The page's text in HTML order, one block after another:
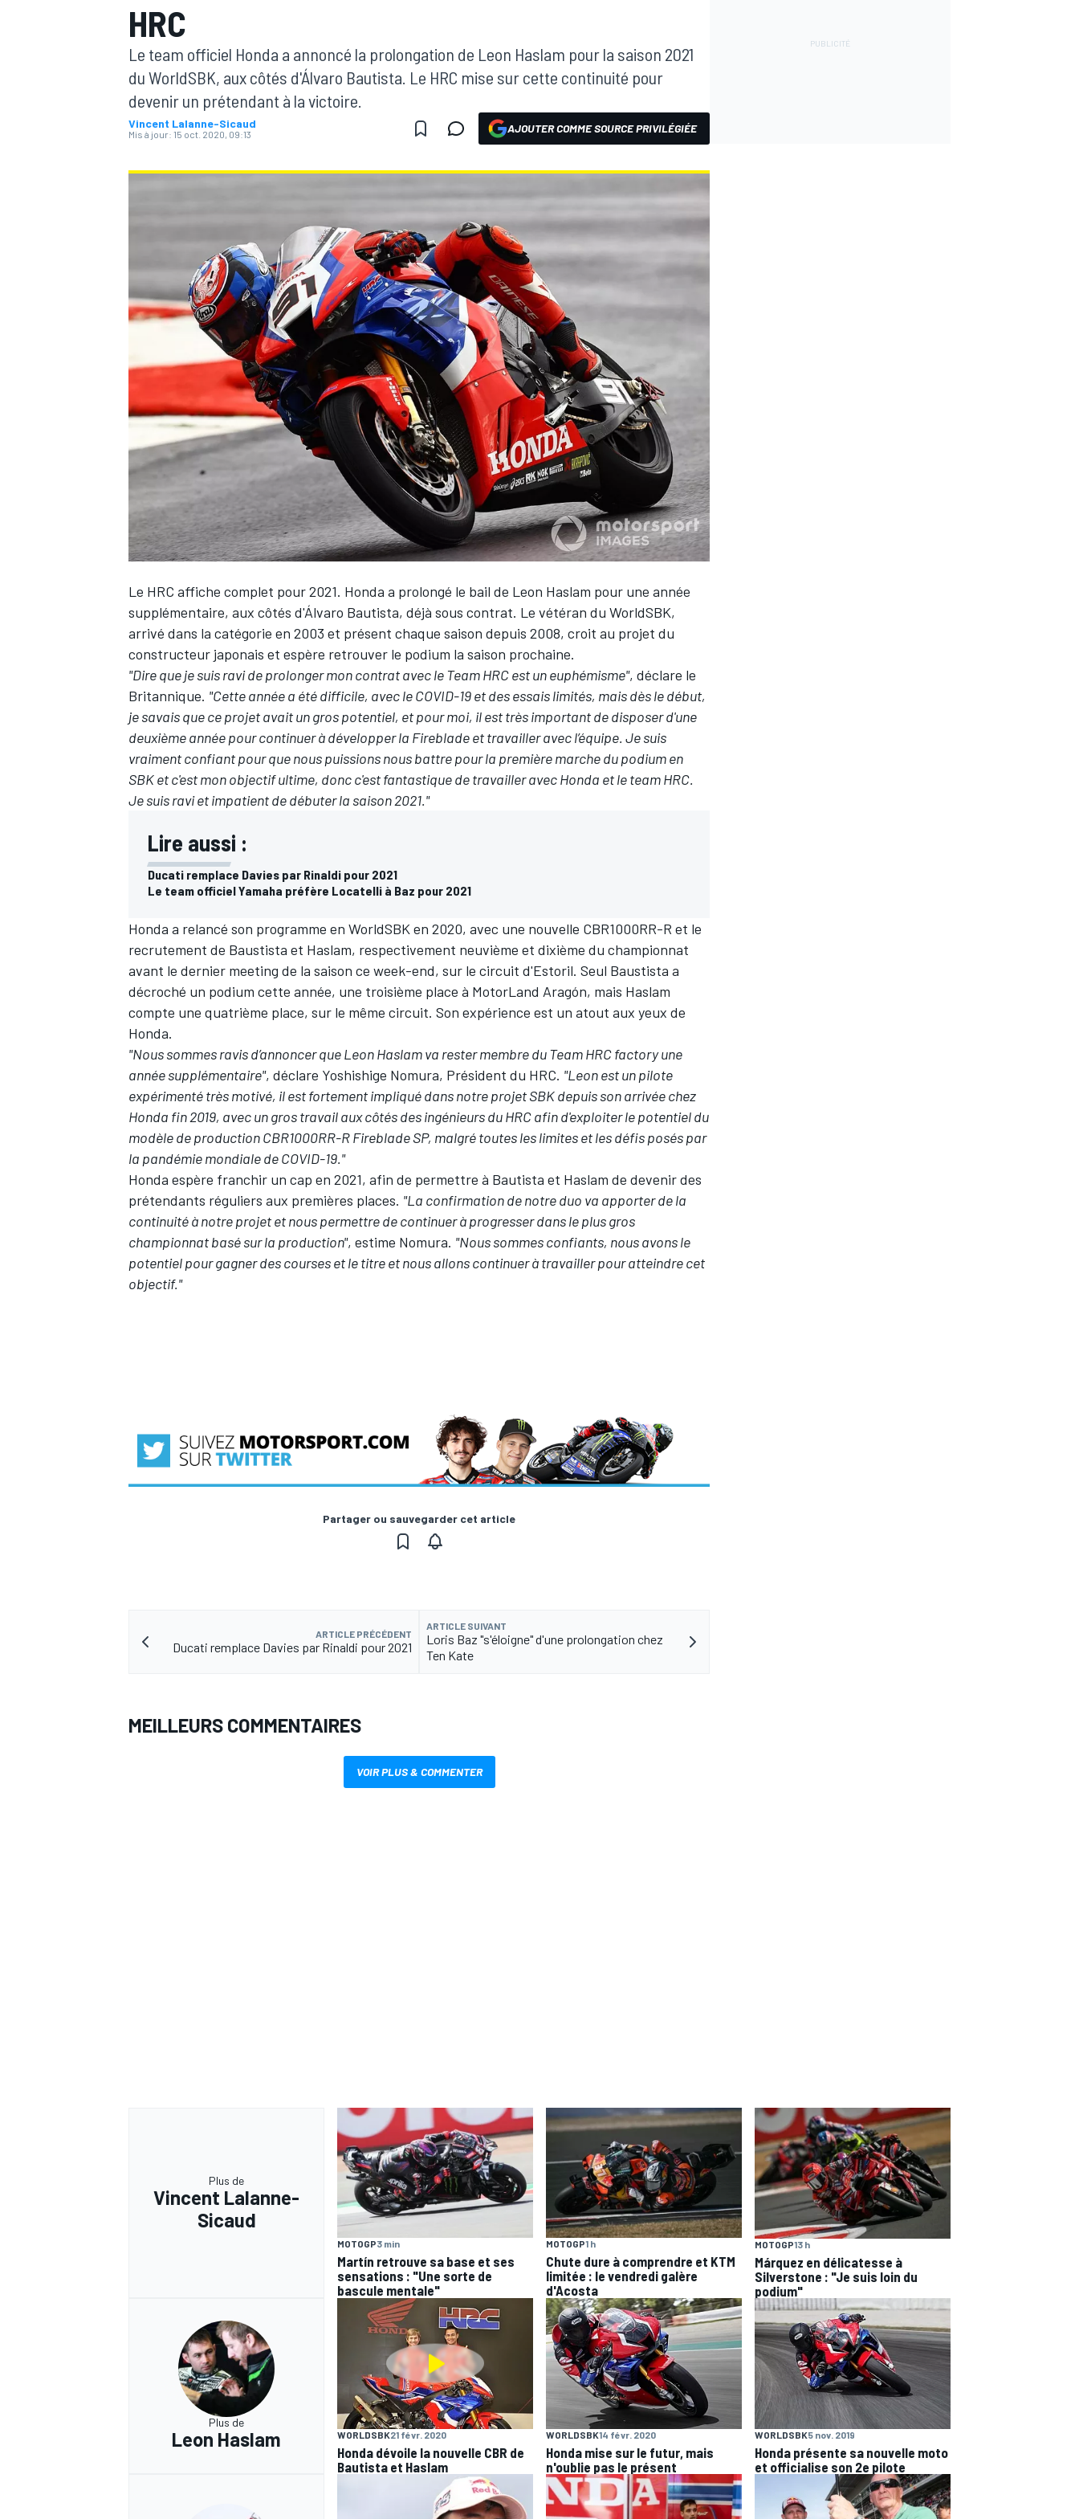
MOTOGP
WRC
WEC
HRC
Le team officiel Honda a annoncé la prolongation de Leon Haslam pour la saison 2021
du WorldSBK, aux côtés d'Álvaro Bautista. Le HRC mise sur cette continuité pour
devenir un prétendant à la victoire.
Vincent Lalanne-Sicaud
Mis à jour: 15 oct. 2020, 09:13 AJOUTER COMME SOURCE PRIVILÉGIÉE
Le HRC affiche complet pour 2021. Honda a prolongé le bail de Leon Haslam pour une année
supplémentaire, aux côtés d'Álvaro Bautista, déjà sous contrat. Le vétéran du WorldSBK,
arrivé dans la catégorie en 2003 et présent chaque saison depuis 2008, croit au projet du
constructeur japonais et espère retrouver le podium la saison prochaine.
"Dire que je suis ravi de prolonger mon contrat avec le Team HRC est un euphémisme", déclare le
Britannique. "Cette année a été difficile, avec le COVID-19 et des essais limités, mais dès le début,
je savais que ce projet avait un gros potentiel, et pour moi, il est très important de disposer d'une
deuxième année pour continuer à développer la Fireblade et travailler avec l’équipe. Je suis
vraiment confiant pour que nous puissions nous battre pour la première marche du podium en
SBK et c'est mon objectif ultime, donc c'est fantastique de travailler avec Honda et le team HRC.
Je suis ravi et impatient de débuter la saison 2021."
Lire aussi :
Ducati remplace Davies par Rinaldi pour 2021
Le team officiel Yamaha préfère Locatelli à Baz pour 2021
Honda a relancé son programme en WorldSBK en 2020, avec une nouvelle CBR1000RR-R et le
recrutement de Baustista et Haslam, respectivement neuvième et dixième du championnat
avant le dernier meeting de la saison ce week-end, sur le circuit d'Estoril. Seul Baustista a
décroché un podium cette année, une troisième place à MotorLand Aragón, mais Haslam
compte une quatrième place, sur le même circuit. Son expérience est un atout aux yeux de
Honda.
"Nous sommes ravis d’annoncer que Leon Haslam va rester membre du Team HRC factory une
année supplémentaire", déclare Yoshishige Nomura, Président du HRC. "Leon est un pilote
expérimenté très motivé, il est fortement impliqué dans notre projet SBK depuis son arrivée chez
Honda fin 2019, avec un gros travail aux côtés des ingénieurs du HRC afin d'exploiter le potentiel du
modèle de production CBR1000RR-R Fireblade SP, malgré toutes les limites et les défis posés par
la pandémie mondiale de COVID-19."
Honda espère franchir un cap en 2021, afin de permettre à Bautista et Haslam de devenir des
prétendants réguliers aux premières places. "La confirmation de notre duo va apporter de la
continuité à notre projet et nous permettre de continuer à progresser dans le plus gros
championnat basé sur la production", estime Nomura. "Nous sommes confiants, nous avons le
potentiel pour gagner des courses et le titre et nous allons continuer à travailler pour atteindre cet
objectif."
Partager ou sauvegarder cet article
ARTICLE PRÉCÉDENT
Ducati remplace Davies par Rinaldi pour 2021
ARTICLE SUIVANT
Loris Baz "s'éloigne" d'une prolongation chez
Ten Kate
MEILLEURS COMMENTAIRES
VOIR PLUS & COMMENTER
Plus de
Vincent Lalanne-
Sicaud
MOTOGP3 min
Martín retrouve sa base et ses
sensations : "Une sorte de
bascule mentale"
MOTOGP1 h
Chute dure à comprendre et KTM
limitée : le vendredi galère
d'Acosta
MOTOGP13 h
Márquez en délicatesse à
Silverstone : "Je suis loin du
podium"
Plus de
Leon Haslam WORLDSBK21 févr. 2020
Honda dévoile la nouvelle CBR de
Bautista et Haslam
WORLDSBK14 févr. 2020
Honda mise sur le futur, mais
n'oublie pas le présent
WORLDSBK5 nov. 2019
Honda présente sa nouvelle moto
et officialise son 2e pilote